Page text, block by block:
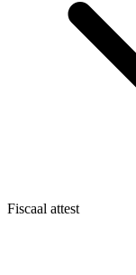
Fiscaal attest